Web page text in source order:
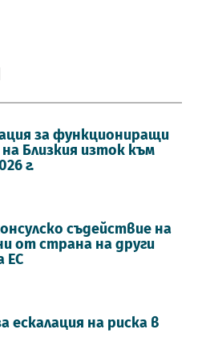
за функциониращи
Близкия изток към
г.
съдействие на
от страна на други
ЕС
ескалация на риска в